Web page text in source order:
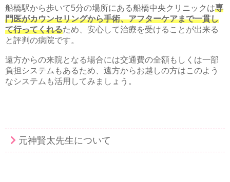
船橋駅から歩いて5分の場所にある船橋中央クリニックは専
門医がカウンセリングから手術、アフターケアまで一貫し
て行ってくれるため、安心して治療を受けることが出来る
と評判の病院です。
遠方からの来院となる場合には交通費の全額もしくは一部
負担システムもあるため、遠方からお越しの方はこのよう
なシステムも活用してみましょう。
元神賢太先生について